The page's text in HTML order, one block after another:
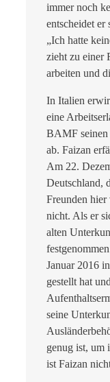
immer noch
entscheidet er
„Ich hatte
zieht zu einer
arbeiten und
In Italien
eine
BAMF seinen
ab. Faizan
Am 22.
Deutschland,
Freunden
nicht. Als er
alten
Januar 2016
gestellt hat
seine
genug ist, um
ist Faizan